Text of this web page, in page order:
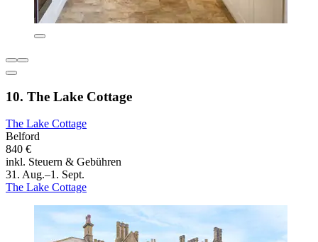
10. The Lake Cottage
The Lake Cottage
Belford
840 €
inkl. Steuern & Gebühren
31. Aug.–1. Sept.
The Lake Cottage